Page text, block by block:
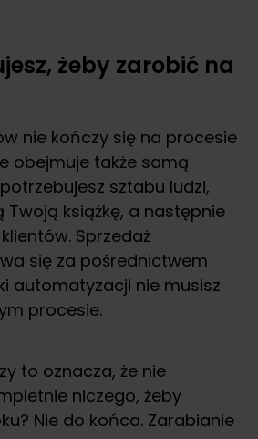
żeby zarobić na
nie kończy się na procesie
obejmuje także samą
sztabu ludzi,
Twoją książkę, a następnie
Sprzedaż
się za pośrednictwem
automatyzacji nie musisz
procesie.
to oznacza, że nie
niczego, żeby
Nie do końca. Zarabianie